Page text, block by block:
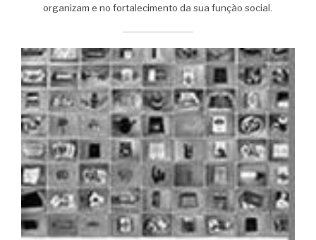
organizam e no fortalecimento da sua função social.